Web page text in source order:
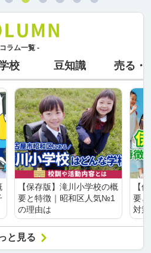
ラム一覧 -
校 豆知識 売る・
【保存版】滝川小学校の概
要と特徴｜昭和区人気№1
の理由は
【
要
対
と見る